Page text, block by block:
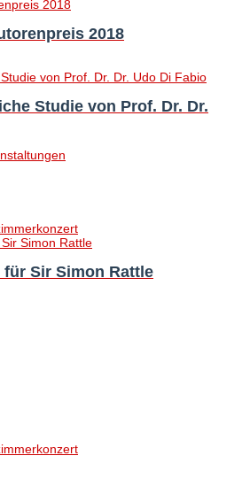
2018
Studie von Prof. Dr. Dr.
für Sir Simon Rattle